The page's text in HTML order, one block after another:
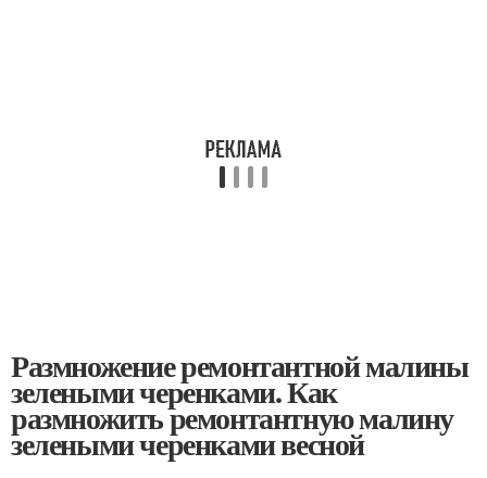
Размножение ремонтантной малины
зелеными черенками. Как
размножить ремонтантную малину
зелеными черенками весной